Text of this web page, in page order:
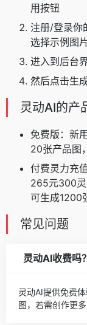
用按钮
注册/登录你
选择示例图
进入到后台
然后点击生
灵动AI的产
免费版：新
20张产品图
付费灵力充
265元300
可生成1200
常见问题
灵动AI收费吗？
灵动AI提供免费
图，若需创作更多